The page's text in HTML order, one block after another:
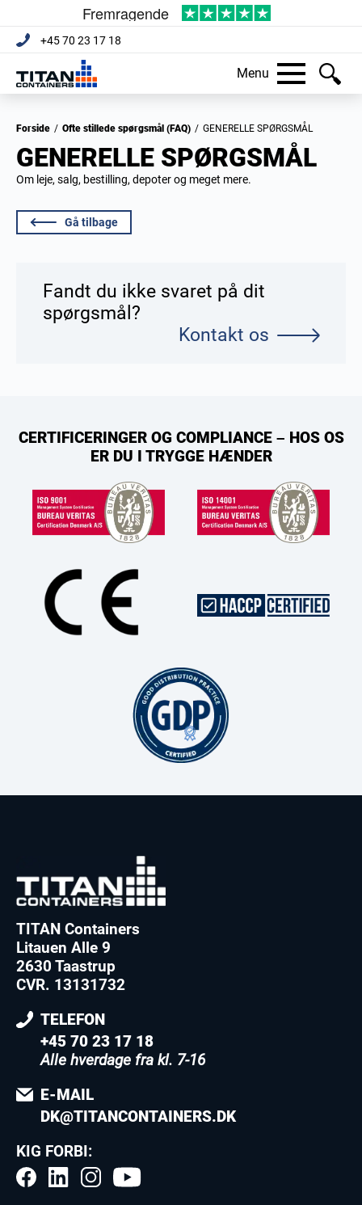
+45 70 23 17 18
Menu
Forside / Ofte stillede spørgsmål (FAQ) / GENERELLE SPØRGSMÅL
GENERELLE SPØRGSMÅL
Om leje, salg, bestilling, depoter og meget mere.
Gå tilbage
Fandt du ikke svaret på dit
spørgsmål?
Kontakt os
CERTIFICERINGER OG COMPLIANCE – HOS OS
ER DU I TRYGGE HÆNDER
TITAN Containers
Litauen Alle 9
2630 Taastrup
CVR. 13131732
TELEFON
+45 70 23 17 18
Alle hverdage fra kl. 7-16
E-MAIL
DK@TITANCONTAINERS.DK
KIG FORBI: